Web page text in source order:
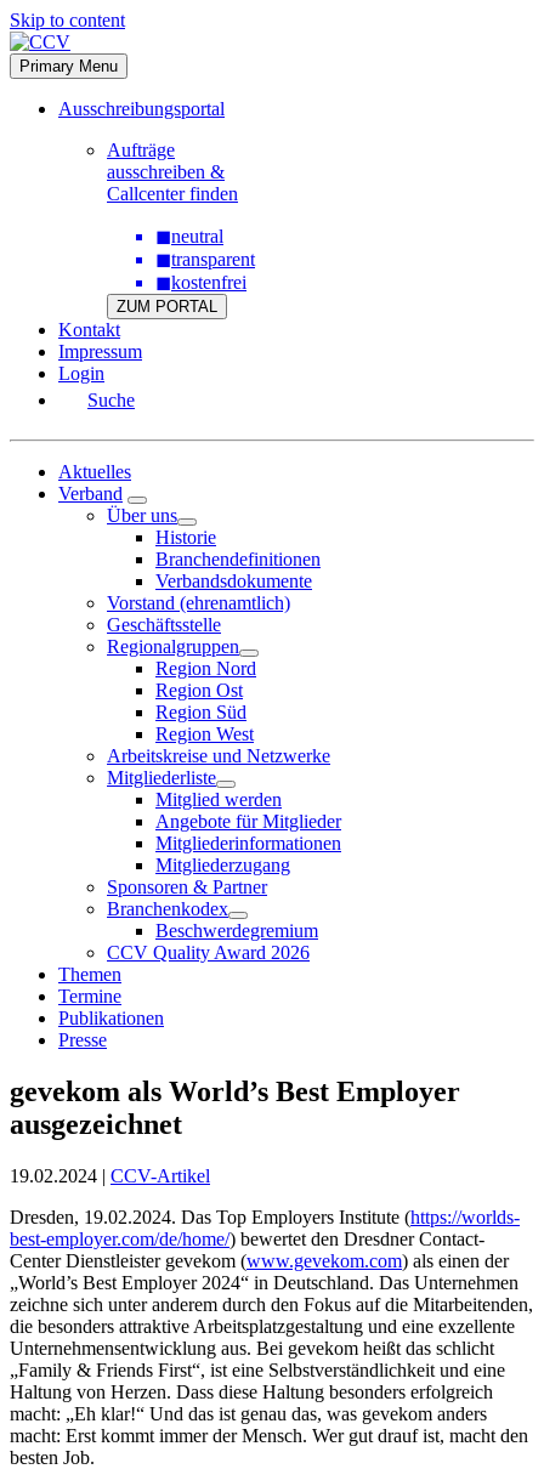
Skip to content
Primary Menu
Ausschreibungsportal
Aufträge
ausschreiben &
Callcenter finden
◼neutral
◼transparent
◼kostenfrei
ZUM PORTAL
Kontakt
Impressum
Login
Suche
Aktuelles
Verband
Über uns
Historie
Branchendefinitionen
Verbandsdokumente
Vorstand (ehrenamtlich)
Geschäftsstelle
Regionalgruppen
Region Nord
Region Ost
Region Süd
Region West
Arbeitskreise und Netzwerke
Mitgliederliste
Mitglied werden
Angebote für Mitglieder
Mitgliederinformationen
Mitgliederzugang
Sponsoren & Partner
Branchenkodex
Beschwerdegremium
CCV Quality Award 2026
Themen
Termine
Publikationen
Presse
gevekom als World’s Best Employer
ausgezeichnet
19.02.2024 | CCV-Artikel
Dresden, 19.02.2024. Das Top Employers Institute (https://worlds-
best-employer.com/de/home/) bewertet den Dresdner Contact-
Center Dienstleister gevekom (www.gevekom.com) als einen der
„World’s Best Employer 2024“ in Deutschland. Das Unternehmen
zeichne sich unter anderem durch den Fokus auf die Mitarbeitenden,
die besonders attraktive Arbeitsplatzgestaltung und eine exzellente
Unternehmensentwicklung aus. Bei gevekom heißt das schlicht
„Family & Friends First“, ist eine Selbstverständlichkeit und eine
Haltung von Herzen. Dass diese Haltung besonders erfolgreich
macht: „Eh klar!“ Und das ist genau das, was gevekom anders
macht: Erst kommt immer der Mensch. Wer gut drauf ist, macht den
besten Job.